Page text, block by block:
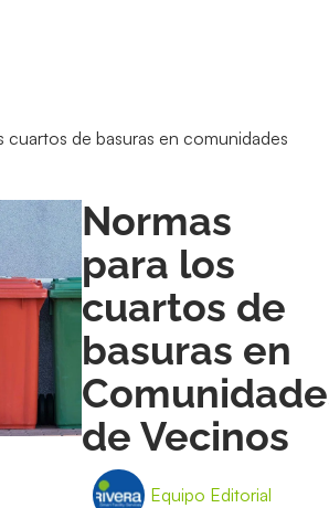
cuartos de basuras en comunidades
Normas
para los
cuartos de
basuras en
de Vecinos
Equipo Editorial